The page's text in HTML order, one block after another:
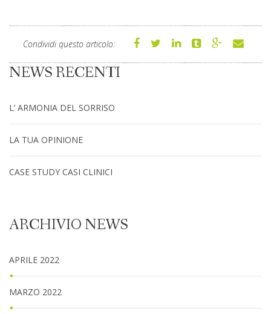
Condividi questo articolo:
NEWS RECENTI
L’ ARMONIA DEL SORRISO
LA TUA OPINIONE
CASE STUDY CASI CLINICI
ARCHIVIO NEWS
APRILE 2022
MARZO 2022